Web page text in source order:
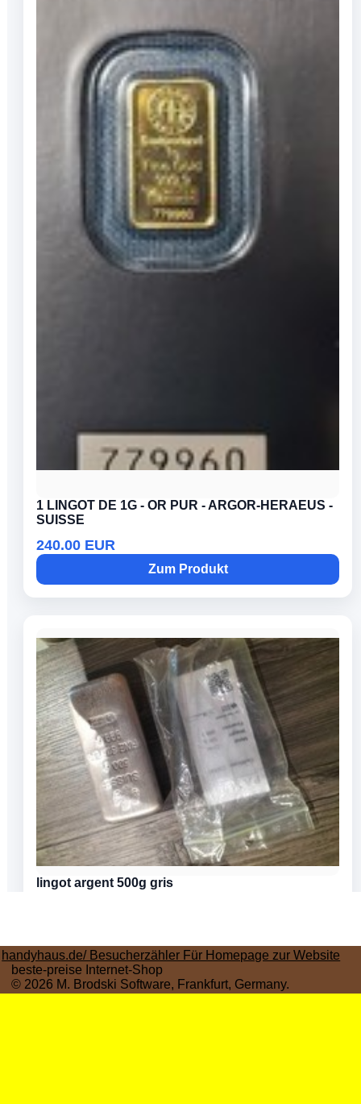
handyhaus.de/ Besucherzähler Für Homepage zur Website
beste-preise Internet-Shop
© 2026 M. Brodski Software, Frankfurt, Germany.